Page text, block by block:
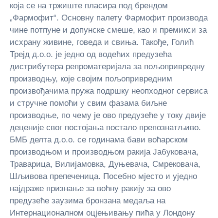
која се на тржиште пласира под брендом
„Фармофит“. Основну палету Фармофит производа
чине потпуне и допунске смеше, као и премикси за
исхрану живине, говеда и свиња. Такође, Голић
Трејд д.о.о. је једно од водећих предузећа
дистрибутера репроматеријала за пољопривредну
производњу, које својим пољопривредним
произвођачима пружа подршку неопходног сервиса
и стручне помоћи у свим фазама биљне
производње, по чему је ово предузеће у току двије
деценије свог постојања постало препознатљиво.
БМБ делта д.о.о. се годинама бави воћарском
производњом и производњом ракија Јабуковача,
Траварица, Вилијамовка, Дуњевача, Смрековача,
Шљивова препеченица. Посебно мјесто и уједно
најдраже признање за воћну ракију за ово
предузеће заузима бронзана медаља на
Интернационалном оцјењивању пића у Лондону